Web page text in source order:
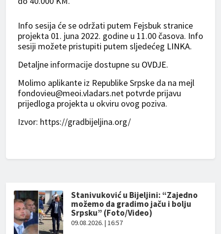
Info sesija će se održati putem Fejsbuk stranice
projekta 01. juna 2022. godine u 11.00 časova. Info
sesiji možete pristupiti putem sljedećeg LINKA.
Detaljne informacije dostupne su OVDJE.
Molimo aplikante iz Republike Srpske da na mejl
fondovieu@meoi.vladars.net potvrde prijavu
prijedloga projekta u okviru ovog poziva.
Izvor: https://gradbijeljina.org/
Stanivuković u Bijeljini: “Zajedno
možemo da gradimo jaču i bolju
Srpsku” (Foto/Video)
09.08.2026. | 16:57